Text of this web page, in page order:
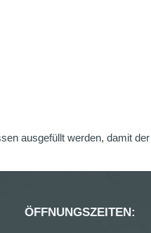
ausgefüllt werden, damit
ÖFFNUNGSZEITEN: